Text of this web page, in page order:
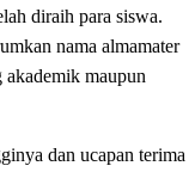
diraih para siswa.
nama almamater
akademik maupun
dan ucapan terima